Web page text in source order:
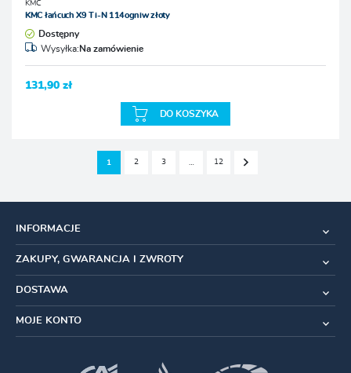
KMC
KMC łańcuch X9 Ti-N 114ogniw złoty
Dostępny
Wysyłka: Na zamówienie
131,90 zł
DO KOSZYKA
1 2 3 12
INFORMACJE
ZAKUPY, GWARANCJA I ZWROTY
DOSTAWA
MOJE KONTO